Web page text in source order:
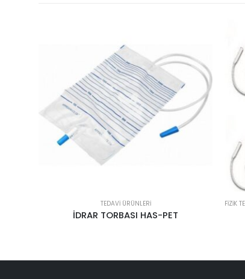
FIZIK TEDAVI ÜRÜNLERI,SPORCU SAĞLIĞI ÜRÜNLERI
TENS ELEKTRODU 5X9 4’LÜ